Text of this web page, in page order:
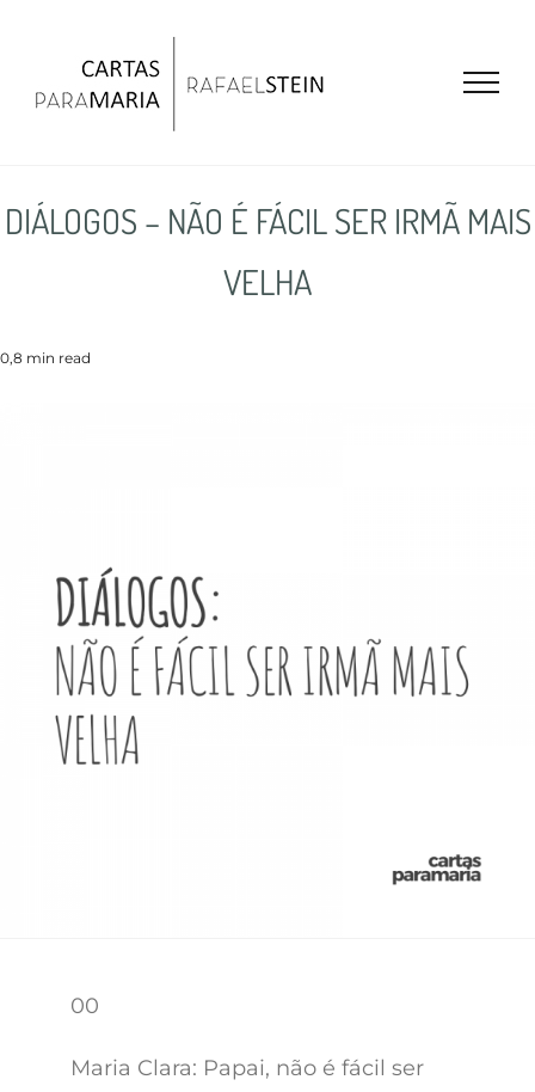
DIÁLOGOS – NÃO É FÁCIL SER IRMÃ MAIS
VELHA
0,8 min read
00
Maria Clara: Papai, não é fácil ser